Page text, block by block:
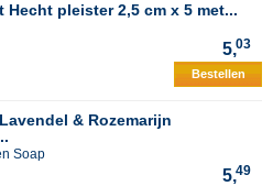
Hecht pleister 2,5 cm x 5 met...
5,03
Bestellen
& Rozemarijn
Soap
5,49